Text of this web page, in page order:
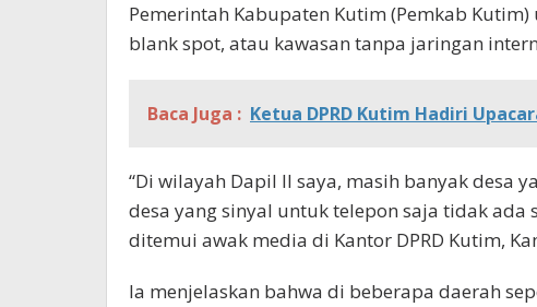
Pemerintah Kabupaten Kutim (Pemkab
blank spot, atau kawasan tanpa jaringan
Baca Juga : Ketua DPRD Kutim Hadiri
“Di wilayah Dapil II saya, masih banyak desa
desa yang sinyal untuk telepon saja tidak ada
ditemui awak media di Kantor DPRD Kutim,
Ia menjelaskan bahwa di beberapa daerah